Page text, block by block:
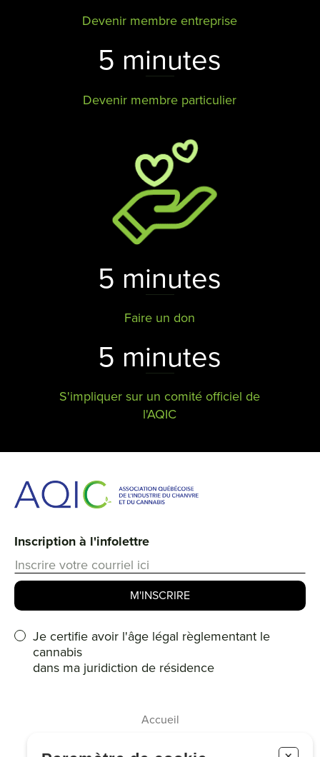
Devenir membre entreprise
5 minutes
Devenir membre particulier
5 minutes
Faire un don
5 minutes
S'impliquer sur un comité officiel de
l'AQIC
Inscription à l'infolettre
Je certifie avoir l'âge légal règlementant le
cannabis
dans ma juridiction de résidence
Accueil